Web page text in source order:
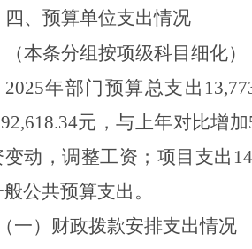
四、 预算单位支出情况
（本条分组按项级科目细化）
2025年部门预算总支出13,
,618.34元，与上年对比增加
动，调整工资； 项目支出
般公共预算支出。
（一）财政拨款安排支出情况